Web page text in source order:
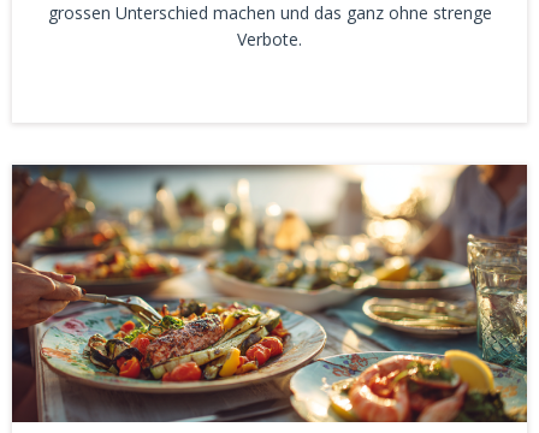
grossen Unterschied machen und das ganz ohne strenge
Verbote.